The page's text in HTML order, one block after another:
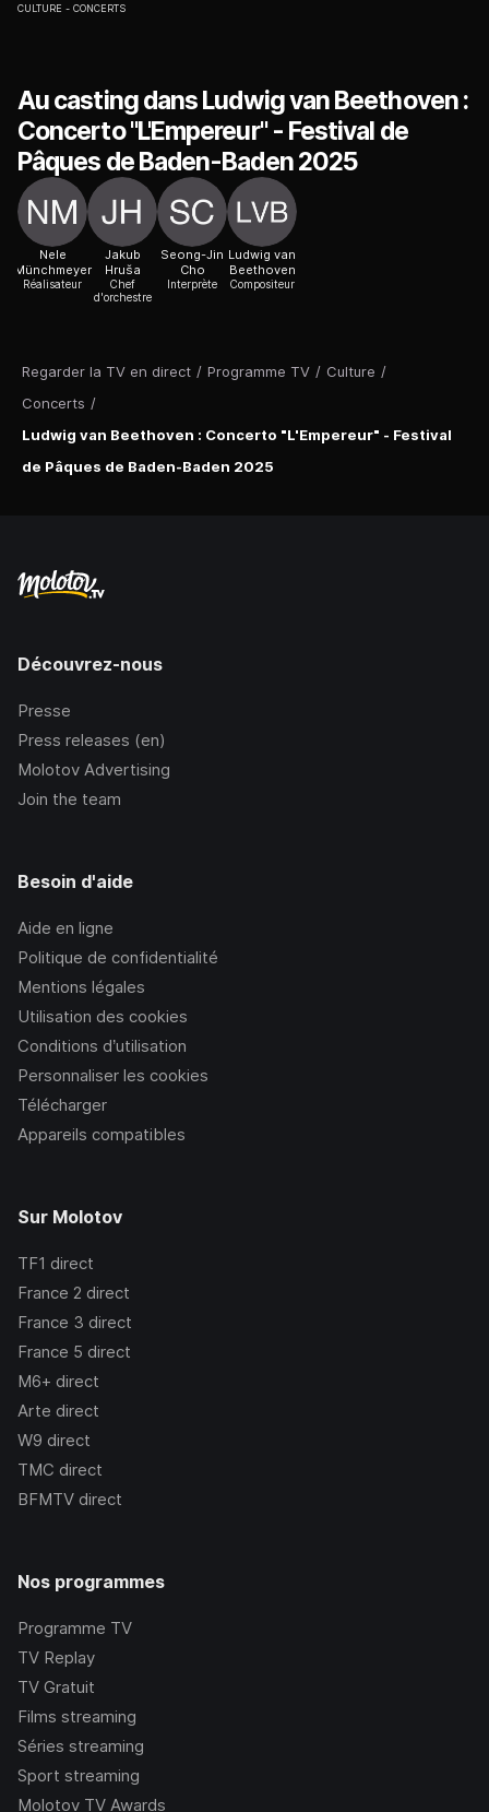
Regarder la TV en direct / Programme TV / Culture /
Concerts /
Ludwig van Beethoven : Concerto "L'Empereur" - Festival
de Pâques de Baden-Baden 2025
CULTURE CONCERTS
Au casting dans Ludwig van Beethoven :
Concerto "L'Empereur" - Festival de
Pâques de Baden-Baden 2025
Nele
Münchmeyer
Réalisateur
Jakub
Hruša
Chef
d'orchestre
Seong-Jin
Cho
Interprète
Ludwig van
Beethoven
Compositeur
Découvrez-nous
Presse
Press releases (en)
Molotov Advertising
Join the team
Besoin d'aide
Aide en ligne
Politique de confidentialité
Mentions légales
Utilisation des cookies
Conditions d’utilisation
Personnaliser les cookies
Télécharger
Appareils compatibles
Sur Molotov
TF1 direct
France 2 direct
France 3 direct
France 5 direct
M6+ direct
Arte direct
W9 direct
TMC direct
BFMTV direct
Nos programmes
Programme TV
TV Replay
TV Gratuit
Films streaming
Séries streaming
Sport streaming
Molotov TV Awards